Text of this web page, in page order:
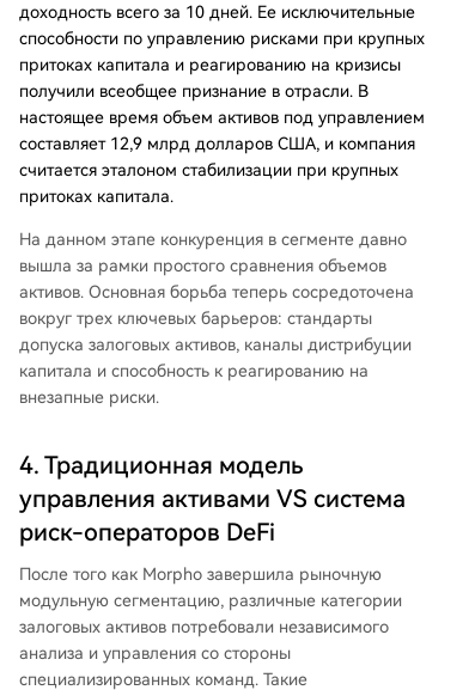
доходность всего за 10 дней. Ее исключительные
способности по управлению рисками при крупных
притоках капитала и реагированию на кризисы
получили всеобщее признание в отрасли. В
настоящее время объем активов под управлением
составляет 12,9 млрд долларов США, и компания
считается эталоном стабилизации при крупных
притоках капитала.
На данном этапе конкуренция в сегменте давно
вышла за рамки простого сравнения объемов
активов. Основная борьба теперь сосредоточена
вокруг трех ключевых барьеров: стандарты
допуска залоговых активов, каналы дистрибуции
капитала и способность к реагированию на
внезапные риски.
4. Традиционная модель
управления активами VS система
риск-операторов DeFi
После того как Morpho завершила рыночную
модульную сегментацию, различные категории
залоговых активов потребовали независимого
анализа и управления со стороны
специализированных команд. Такие